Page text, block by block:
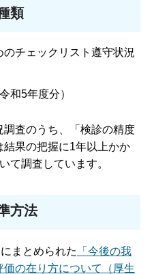
類
チェックリスト遵守状況
和5年度分）
査のうち、「検診の精度
果の把握に1年以上かか
て調査しています。
方法
まとめられた
「今後の我
の在り方について（厚生